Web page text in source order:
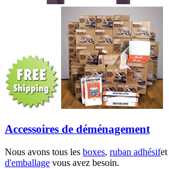
Accessoires de déménagement
Nous avons tous les boxes, ruban adhésifet
d'emballage vous avez besoin.